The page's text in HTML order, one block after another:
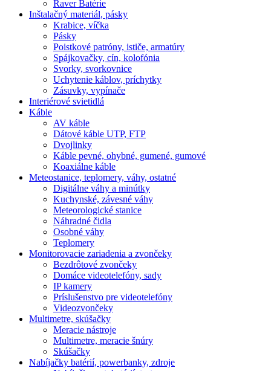
Raver Batérie
Inštalačný materiál, pásky
Krabice, víčka
Pásky
Poistkové patróny, ističe, armatúry
Spájkovačky, cín, kolofónia
Svorky, svorkovnice
Uchytenie káblov, príchytky
Zásuvky, vypínače
Interiérové svietidlá
Káble
AV káble
Dátové káble UTP, FTP
Dvojlinky
Káble pevné, ohybné, gumené, gumové
Koaxiálne káble
Meteostanice, teplomery, váhy, ostatné
Digitálne váhy a minútky
Kuchynské, závesné váhy
Meteorologické stanice
Náhradné čidla
Osobné váhy
Teplomery
Monitorovacie zariadenia a zvončeky
Bezdrôtové zvončeky
Domáce videotelefóny, sady
IP kamery
Príslušenstvo pre videotelefóny
Videozvončeky
Multimetre, skúšačky
Meracie nástroje
Multimetre, meracie šnúry
Skúšačky
Nabíjačky batérií, powerbanky, zdroje